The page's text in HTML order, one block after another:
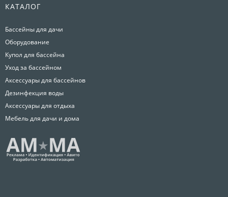
КАТАЛОГ
Бассейны для дачи
Оборудование
Купол для бассейна
Уход за бассейном
Аксессуары для бассейнов
Дезинфекция воды
Аксессуары для отдыха
Мебель для дачи и дома